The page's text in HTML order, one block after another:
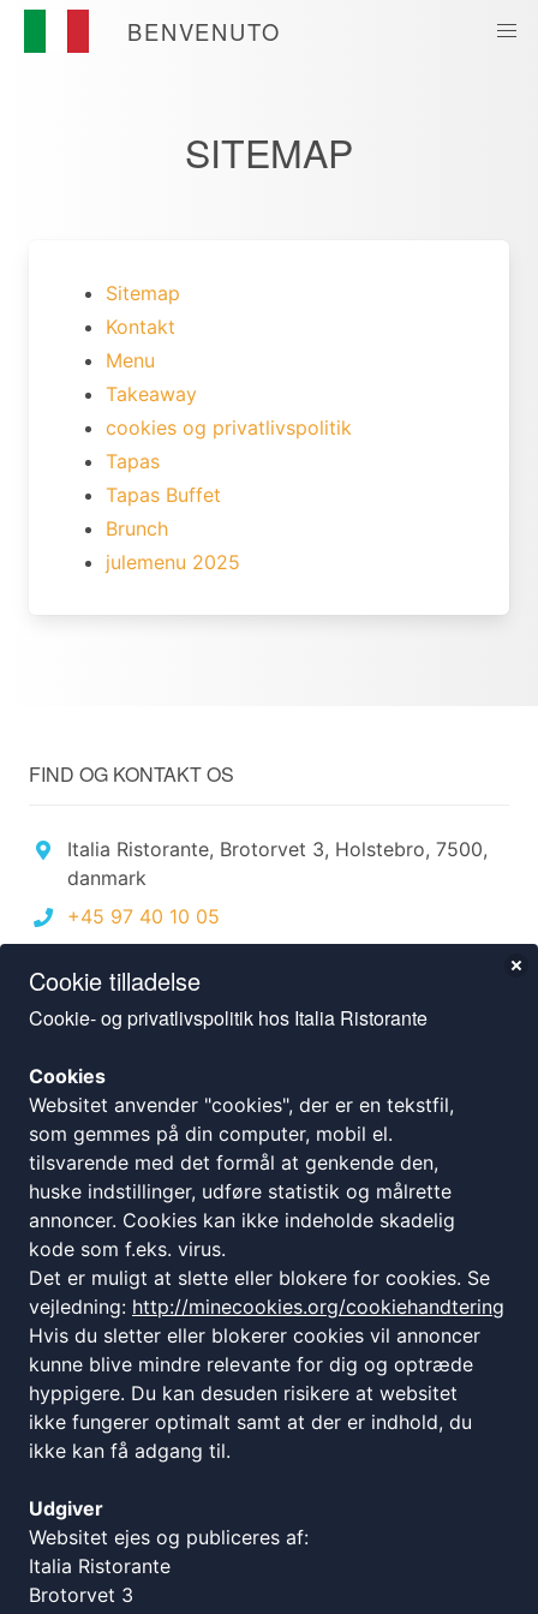
BENVENUTO
SITEMAP
Sitemap
Kontakt
Menu
Takeaway
cookies og privatlivspolitik
Tapas
Tapas Buffet
Brunch
julemenu 2025
FIND OG KONTAKT OS
Italia Ristorante, Brotorvet 3, Holstebro, 7500,
danmark
+45 97 40 10 05
ÅBNINGSTIDER
Mandag
Tirsdag
Onsdag
17:00 - 22:00
17:00 - 22:00
Fredag - Lørdag 12:00 - 15: 00 | Lukket | 17:00 - 22:00
Søndag
17:00 - 22:00
Køkken lukker alle dage kl. 21:00
SIDENS INDHOLD
Sitemap
cookie -og privatlivspolitik
CVR: 10873886
FIND OS HER
Cookie tilladelse
Cookie- og privatlivspolitik hos Italia Ristorante
Cookies
Websitet anvender "cookies", der er en tekstfil,
som gemmes på din computer, mobil el.
tilsvarende med det formål at genkende den,
huske indstillinger, udføre statistik og målrette
annoncer. Cookies kan ikke indeholde skadelig
kode som f.eks. virus.
Det er muligt at slette eller blokere for cookies. Se
vejledning: http://minecookies.org/cookiehandtering
Hvis du sletter eller blokerer cookies vil annoncer
kunne blive mindre relevante for dig og optræde
hyppigere. Du kan desuden risikere at websitet
ikke fungerer optimalt samt at der er indhold, du
ikke kan få adgang til.
Udgiver
Websitet ejes og publiceres af:
Italia Ristorante
Brotorvet 3